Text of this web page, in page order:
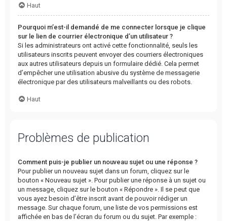
Haut
Pourquoi m’est-il demandé de me connecter lorsque je clique
sur le lien de courrier électronique d’un utilisateur ?
Si les administrateurs ont activé cette fonctionnalité, seuls les
utilisateurs inscrits peuvent envoyer des courriers électroniques
aux autres utilisateurs depuis un formulaire dédié. Cela permet
d’empêcher une utilisation abusive du système de messagerie
électronique par des utilisateurs malveillants ou des robots.
Haut
Problèmes de publication
Comment puis-je publier un nouveau sujet ou une réponse ?
Pour publier un nouveau sujet dans un forum, cliquez sur le
bouton « Nouveau sujet ». Pour publier une réponse à un sujet ou
un message, cliquez sur le bouton « Répondre ». Il se peut que
vous ayez besoin d’être inscrit avant de pouvoir rédiger un
message. Sur chaque forum, une liste de vos permissions est
affichée en bas de l’écran du forum ou du sujet. Par exemple :